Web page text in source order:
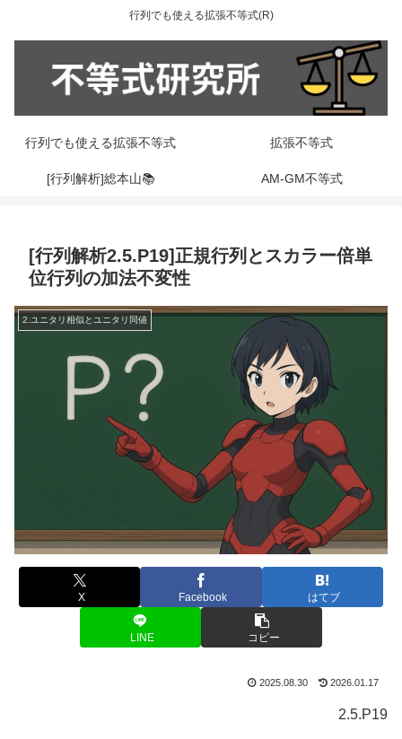
行列でも使える拡張不等式(R)
行列でも使える拡張不等式 拡張不等式
[行列解析]総本山📚 AM-GM不等式
[行列解析2.5.P19]正規行列とスカラー倍単
位行列の加法不変性
2.ユニタリ相似とユニタリ同値
X Facebook はてブ
LINE コピー
2025.08.30 2026.01.17
2.5.P19